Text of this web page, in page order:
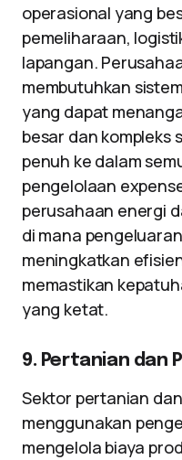
operasional yang
pemeliharaan,
lapangan.
membutuhkan
yang dapat
besar dan kompleks
penuh ke dalam
pengelolaan
perusahaan energi
di mana
meningkatkan
memastikan
yang ketat.
9. Pertanian dan
Sektor pertanian
menggunakan
mengelola biaya